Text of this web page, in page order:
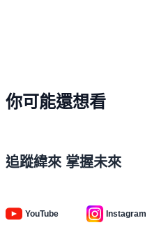
你可能還想看
追蹤緯來 掌握未來
YouTube Instagram